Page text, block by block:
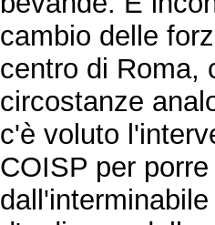
cambio delle
centro di Roma,
circostanze
c'è voluto
COISP per